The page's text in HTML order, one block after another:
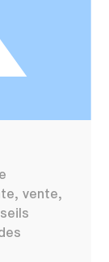
vente,